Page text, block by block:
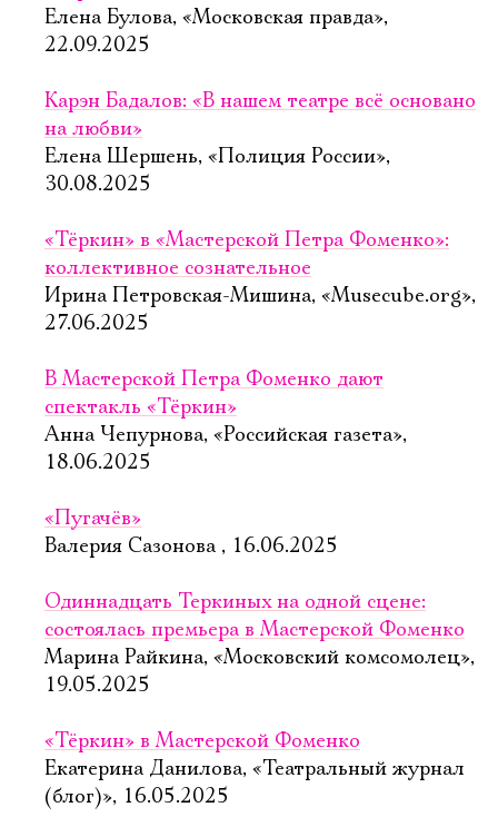
Елена Булова, «Московская правда»,
22.09.2025
Карэн Бадалов: «В нашем театре всё основано
на любви»
Елена Шершень, «Полиция России»,
30.08.2025
«Тёркин» в «Мастерской Петра Фоменко»:
коллективное сознательное
Ирина Петровская-Мишина, «Musecube.org»,
27.06.2025
В Мастерской Петра Фоменко дают
спектакль «Тёркин»
Анна Чепурнова, «Российская газета»,
18.06.2025
«Пугачёв»
Валерия Сазонова , 16.06.2025
Одиннадцать Теркиных на одной сцене:
состоялась премьера в Мастерской Фоменко
Марина Райкина, «Московский комсомолец»,
19.05.2025
«Тёркин» в Мастерской Фоменко
Екатерина Данилова, «Театральный журнал
(блог)», 16.05.2025